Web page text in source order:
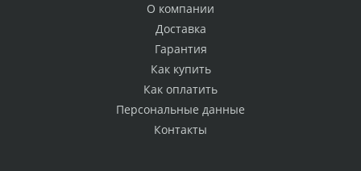
О компании
Доставка
Гарантия
Как купить
Как оплатить
Персональные данные
Контакты